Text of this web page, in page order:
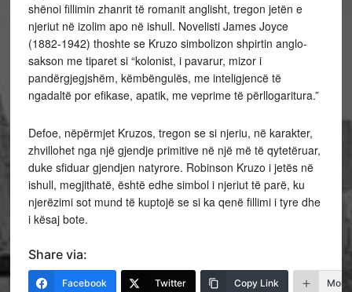
shënoi fillimin zhanrit të romanit anglisht, tregon jetën e
njeriut në izolim apo në ishull. Novelisti James Joyce
(1882-1942) thoshte se Kruzo simbolizon shpirtin anglo-
sakson me tiparet si “kolonist, i pavarur, mizor i
pandërgjegjshëm, këmbëngulës, me inteligjencë të
ngadaltë por efikase, apatik, me veprime të përllogaritura.”
Defoe, nëpërmjet Kruzos, tregon se si njeriu, në karakter,
zhvillohet nga një gjendje primitive në një më të qytetëruar,
duke sfiduar gjendjen natyrore. Robinson Kruzo i jetës në
ishull, megjithatë, është edhe simbol i njeriut të parë, ku
njerëzimi sot mund të kuptojë se si ka qenë fillimi i tyre dhe
i kësaj bote.
Share via:
Facebook Twitter Copy Link More